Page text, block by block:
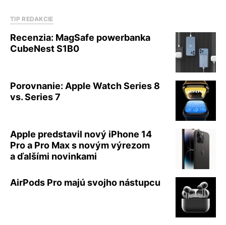
TIP REDAKCIE
Recenzia: MagSafe powerbanka
CubeNest S1B0
Porovnanie: Apple Watch Series 8
vs. Series 7
Apple predstavil nový iPhone 14
Pro a Pro Max s novým výrezom
a ďalšími novinkami
AirPods Pro majú svojho nástupcu